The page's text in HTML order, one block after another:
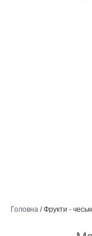
Головна / Фрукти -